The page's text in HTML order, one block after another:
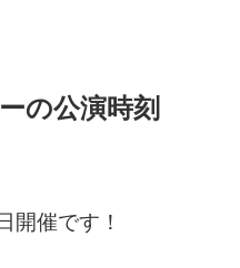
の公演時刻
開催です！